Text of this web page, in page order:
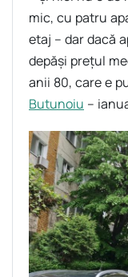
mic, cu patru
etaj – dar dacă
depăși prețul
anii 80, care e
Butunoiu –